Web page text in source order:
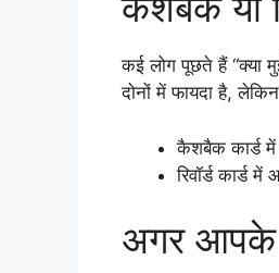
कई लोग पूछते हैं “क्या
दोनों में फायदा है,
कैशबैक कार्ड
रिवॉर्ड कार्ड
अगर आपके